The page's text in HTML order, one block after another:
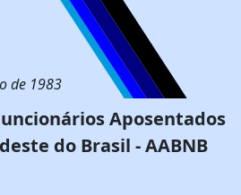
de 1983
Aposentados
do Brasil - AABNB